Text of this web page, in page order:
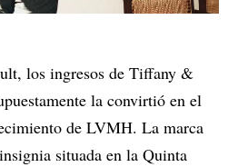
los ingresos de Tiffany &
la convirtió en el
de LVMH. La marca
situada en la Quinta